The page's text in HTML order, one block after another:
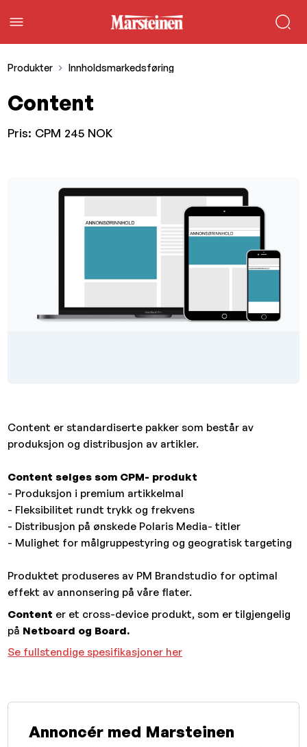
Produkter Innholdsmarkedsføring
Content
Pris: CPM 245 NOK
Content er standardiserte pakker som består av
produksjon og distribusjon av artikler.
Content selges som CPM- produkt
- Produksjon i premium artikkelmal
- Fleksibilitet rundt trykk og frekvens
- Distribusjon på ønskede Polaris Media- titler
- Mulighet for målgruppestyring og geogratisk targeting
Produktet produseres av PM Brandstudio for optimal
effekt av annonsering på våre flater.
Content er et cross-device produkt, som er tilgjengelig
på Netboard og Board.
Se fullstendige spesifikasjoner her
Annoncér med Marsteinen